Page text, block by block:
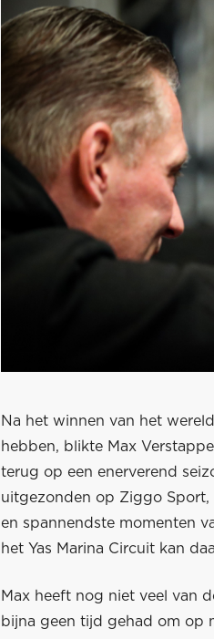
Na het winnen van het
hebben, blikte Max
terug op een enerverend
uitgezonden op Ziggo
en spannendste momenten
het Yas Marina Circuit kan
Max heeft nog niet veel van
bijna geen tijd gehad om op